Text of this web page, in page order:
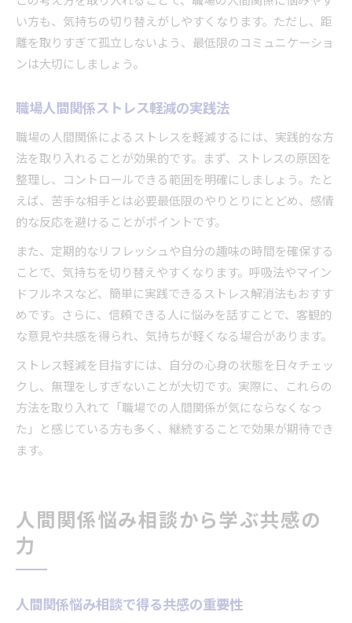
い方も、気持ちの切り替えがしやすくなります。ただし、距
離を取りすぎて孤立しないよう、最低限のコミュニケーショ
ンは大切にしましょう。
職場人間関係ストレス軽減の実践法
職場の人間関係によるストレスを軽減するには、実践的な方
法を取り入れることが効果的です。まず、ストレスの原因を
整理し、コントロールできる範囲を明確にしましょう。たと
えば、苦手な相手とは必要最低限のやりとりにとどめ、感情
的な反応を避けることがポイントです。
また、定期的なリフレッシュや自分の趣味の時間を確保する
ことで、気持ちを切り替えやすくなります。呼吸法やマイン
ドフルネスなど、簡単に実践できるストレス解消法もおすす
めです。さらに、信頼できる人に悩みを話すことで、客観的
な意見や共感を得られ、気持ちが軽くなる場合があります。
ストレス軽減を目指すには、自分の心身の状態を日々チェッ
クし、無理をしすぎないことが大切です。実際に、これらの
方法を取り入れて「職場での人間関係が気にならなくなっ
た」と感じている方も多く、継続することで効果が期待でき
ます。
人間関係悩み相談から学ぶ共感の
力
人間関係悩み相談で得る共感の重要性